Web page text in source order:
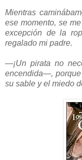
Mientras
ese momento, se
excepción de la
regalado mi padre.
—¡Un pirata no
encendida—, porque
su sable y el miedo